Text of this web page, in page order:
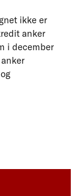
ikke er
anker
i december